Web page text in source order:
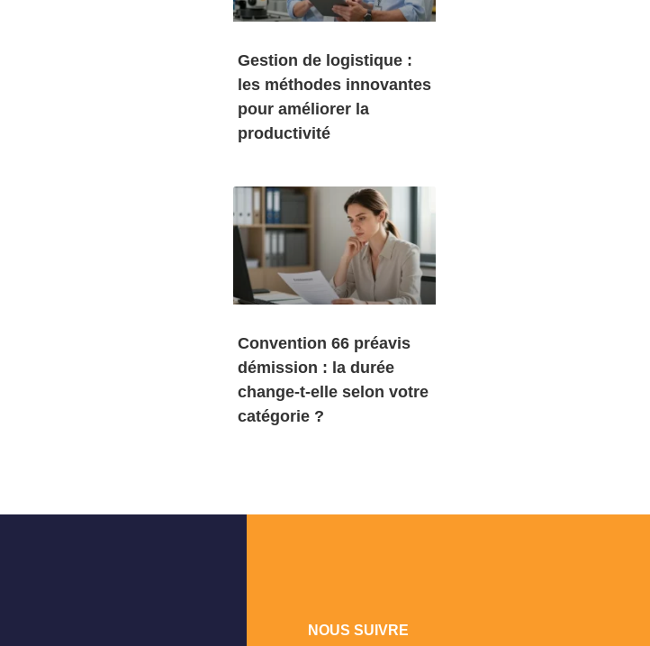
Gestion de logistique :
les méthodes innovantes
pour améliorer la
productivité
Convention 66 préavis
démission : la durée
change-t-elle selon votre
catégorie ?
NOUS SUIVRE